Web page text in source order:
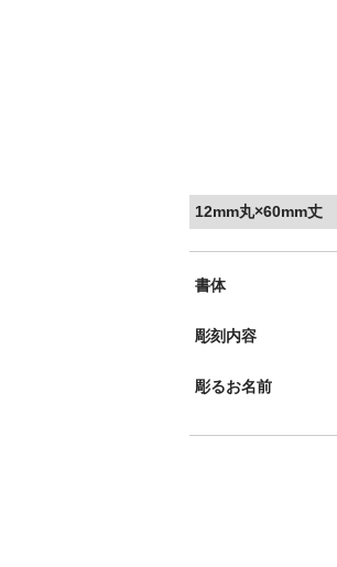
12mm丸×60mm丈
書体
彫刻内容
彫るお名前